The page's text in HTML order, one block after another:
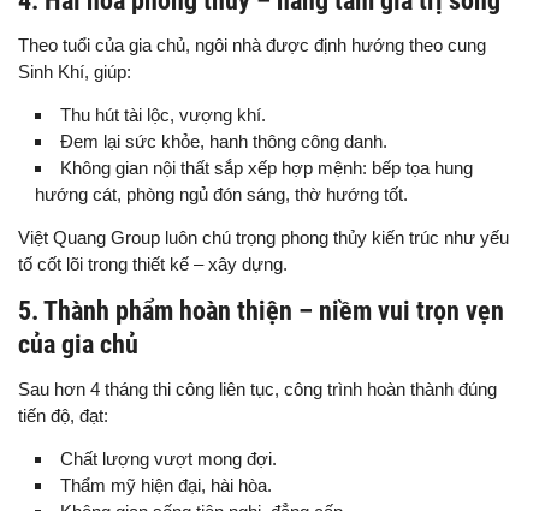
Theo tuổi của gia chủ, ngôi nhà được định hướng theo cung
Sinh Khí, giúp:
Thu hút tài lộc, vượng khí.
Đem lại sức khỏe, hanh thông công danh.
Không gian nội thất sắp xếp hợp mệnh: bếp tọa hung
hướng cát, phòng ngủ đón sáng, thờ hướng tốt.
Việt Quang Group luôn chú trọng phong thủy kiến trúc như yếu
tố cốt lõi trong thiết kế – xây dựng.
5. Thành phẩm hoàn thiện – niềm vui trọn vẹn
của gia chủ
Sau hơn 4 tháng thi công liên tục, công trình hoàn thành đúng
tiến độ, đạt:
Chất lượng vượt mong đợi.
Thẩm mỹ hiện đại, hài hòa.